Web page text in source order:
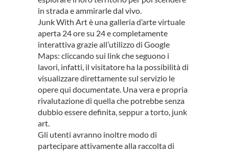
in strada e ammirarle dal vivo.
Junk With Art è una galleria d’arte virtuale
aperta 24 ore su 24 e completamente
interattiva grazie all’utilizzo di Google
Maps: cliccando sui link che seguono i
lavori, infatti, il visitatore ha la possibilità di
visualizzare direttamente sul servizio le
opere qui documentate. Una vera e propria
rivalutazione di quella che potrebbe senza
dubbio essere definita, seppur a torto, junk
art.
Gli utenti avranno inoltre modo di
partecipare attivamente alla raccolta di